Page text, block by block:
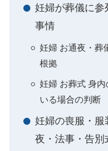
妊婦が葬儀に参
事情
妊婦 お通夜・葬
根拠
妊婦 お葬式 身
いる場合の判断
妊婦の喪服・服
夜・法事・告別